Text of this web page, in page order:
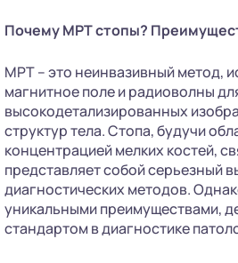
Почему МРТ стопы?
МРТ – это неинвазивный метод,
магнитное поле и радиоволны
высокодетализированных
структур тела. Стопа, будучи
концентрацией мелких костей,
представляет собой серьезный
диагностических методов.
уникальными преимуществами,
стандартом в диагностике